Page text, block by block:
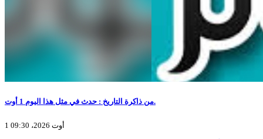
من ذاكرة التاريخ : حدث في مثل هذا اليوم 1 أوت.
1 أوت 2026، 09:30